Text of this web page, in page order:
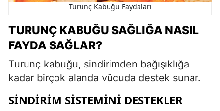
Turunç Kabuğu Faydaları
TURUNÇ KABUĞU SAĞLIĞA NASIL
FAYDA SAĞLAR?
Turunç kabuğu, sindirimden bağışıklığa
kadar birçok alanda vücuda destek sunar.
SINDIRIM SISTEMINI DESTEKLER